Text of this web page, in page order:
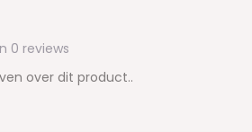
0 reviews
over dit product..